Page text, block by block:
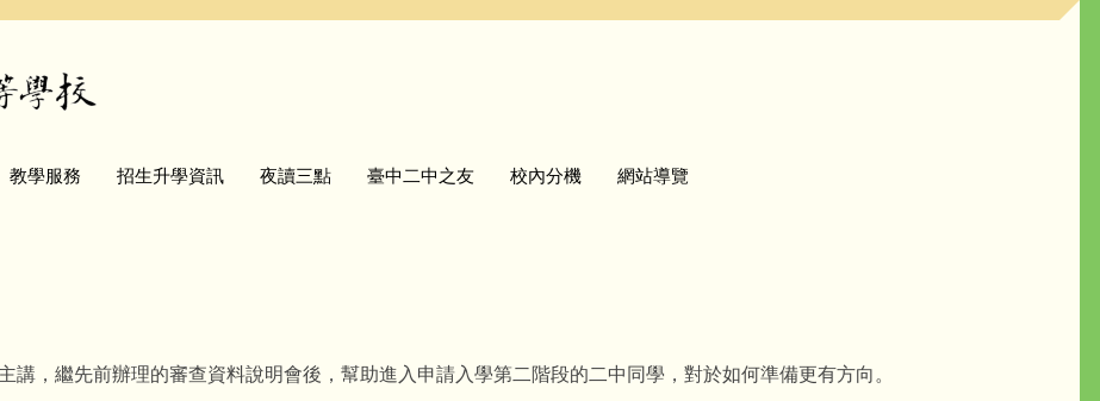
教學服務 招生升學資訊 夜讀三點 臺中二中之友 校內分機 網站導覽
，繼先前辦理的審查資料說明會後，幫助進入申請入學第二階段的二中同學，對於如何準備更有方向。